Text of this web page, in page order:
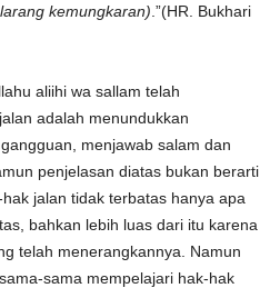
kemungkaran) .”(HR. Bukhari
aliihi wa sallam telah
adalah menundukkan
menjawab salam dan
penjelasan diatas bukan berarti
jalan tidak terbatas hanya apa
bahkan lebih luas dari itu karena
telah menerangkannya. Namun
sama mempelajari hak-hak